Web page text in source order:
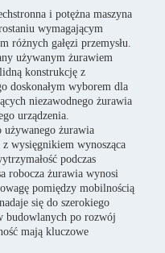
i potężna maszyna
wymagającym
różnych gałęzi przemysłu.
używanym żurawiem
konstrukcję z
doskonałym wyborem dla
niezawodnego żurawia
urządzenia.
używanego żurawia
wysięgnikiem wynosząca
podczas
robocza żurawia wynosi
pomiędzy mobilnością
się do szerokiego
budowlanych po rozwój
mają kluczowe